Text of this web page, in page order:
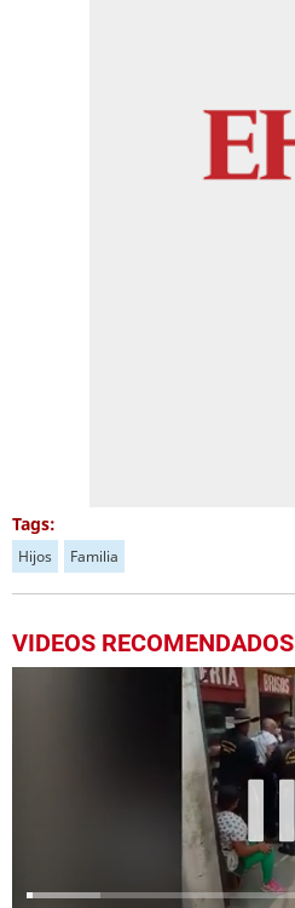
Tags:
Hijos Familia
VIDEOS RECOMENDADOS